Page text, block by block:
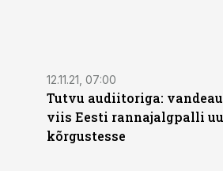
12.11.21, 07:00
Tutvu audiitoriga:
viis Eesti rannajalgpalli
kõrgustesse